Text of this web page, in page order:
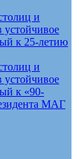
и
к 25-летию
и
к «90-
МАГ